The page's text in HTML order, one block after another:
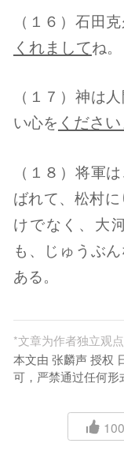
（１６）石田
くれましてね。
（１７）神は
い心を くださ
（１８）将軍
ばれて、松村
けでなく、大
も、じゅうぶ
ある。
*文章为作者独立观
本文由 张麟声 授权
可，严禁通过任何形